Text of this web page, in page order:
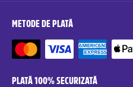
METODE DE PLATĂ
PLATĂ 100% SECURIZATĂ